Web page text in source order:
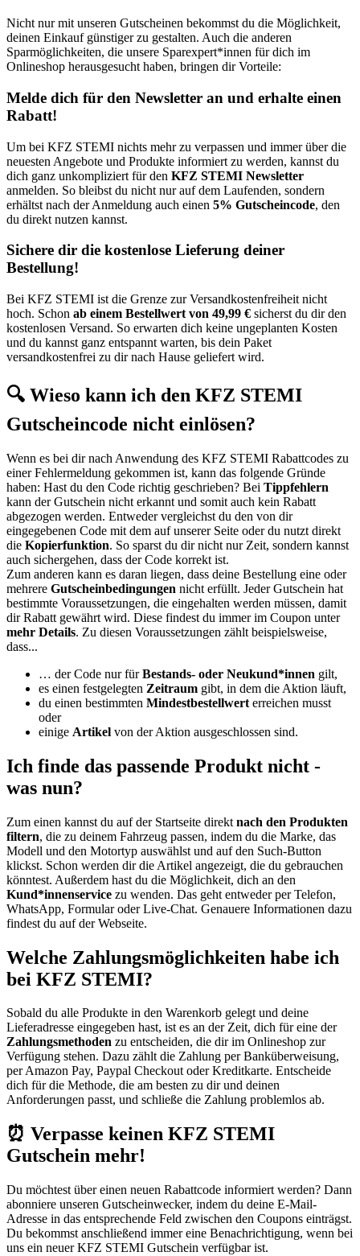
Nicht nur mit unseren Gutscheinen bekommst du die Möglichkeit,
deinen Einkauf günstiger zu gestalten. Auch die anderen
Sparmöglichkeiten, die unsere Sparexpert*innen für dich im
Onlineshop herausgesucht haben, bringen dir Vorteile:
Melde dich für den Newsletter an und erhalte einen
Rabatt!
Um bei KFZ STEMI nichts mehr zu verpassen und immer über die
neuesten Angebote und Produkte informiert zu werden, kannst du
dich ganz unkompliziert für den KFZ STEMI Newsletter
anmelden. So bleibst du nicht nur auf dem Laufenden, sondern
erhältst nach der Anmeldung auch einen 5% Gutscheincode, den
du direkt nutzen kannst.
Sichere dir die kostenlose Lieferung deiner
Bestellung!
Bei KFZ STEMI ist die Grenze zur Versandkostenfreiheit nicht
hoch. Schon ab einem Bestellwert von 49,99 € sicherst du dir den
kostenlosen Versand. So erwarten dich keine ungeplanten Kosten
und du kannst ganz entspannt warten, bis dein Paket
versandkostenfrei zu dir nach Hause geliefert wird.
🔍 Wieso kann ich den KFZ STEMI
Gutscheincode nicht einlösen?
Wenn es bei dir nach Anwendung des KFZ STEMI Rabattcodes zu
einer Fehlermeldung gekommen ist, kann das folgende Gründe
haben: Hast du den Code richtig geschrieben? Bei Tippfehlern
kann der Gutschein nicht erkannt und somit auch kein Rabatt
abgezogen werden. Entweder vergleichst du den von dir
eingegebenen Code mit dem auf unserer Seite oder du nutzt direkt
die Kopierfunktion. So sparst du dir nicht nur Zeit, sondern kannst
auch sichergehen, dass der Code korrekt ist.
Zum anderen kann es daran liegen, dass deine Bestellung eine oder
mehrere Gutscheinbedingungen nicht erfüllt. Jeder Gutschein hat
bestimmte Voraussetzungen, die eingehalten werden müssen, damit
dir Rabatt gewährt wird. Diese findest du immer im Coupon unter
mehr Details. Zu diesen Voraussetzungen zählt beispielsweise,
dass...
… der Code nur fürBestands- oder Neukund*innen gilt,
es einen festgelegten Zeitraum gibt, in dem die Aktion läuft,
du einen bestimmten Mindestbestellwert erreichen musst
oder
einige Artikel von der Aktion ausgeschlossen sind.
Ich finde das passende Produkt nicht -
was nun?
Zum einen kannst du auf der Startseite direkt nach den Produkten
filtern, die zu deinem Fahrzeug passen, indem du die Marke, das
Modell und den Motortyp auswählst und auf den Such-Button
klickst. Schon werden dir die Artikel angezeigt, die du gebrauchen
könntest. Außerdem hast du die Möglichkeit, dich an den
Kund*innenservice zu wenden. Das geht entweder per Telefon,
WhatsApp, Formular oder Live-Chat. Genauere Informationen dazu
findest du auf der Webseite.
Welche Zahlungsmöglichkeiten habe ich
bei KFZ STEMI?
Sobald du alle Produkte in den Warenkorb gelegt und deine
Lieferadresse eingegeben hast, ist es an der Zeit, dich für eine der
Zahlungsmethoden zu entscheiden, die dir im Onlineshop zur
Verfügung stehen. Dazu zählt die Zahlung per Banküberweisung,
per Amazon Pay, Paypal Checkout oder Kreditkarte. Entscheide
dich für die Methode, die am besten zu dir und deinen
Anforderungen passt, und schließe die Zahlung problemlos ab.
⏰ Verpasse keinen KFZ STEMI
Gutschein mehr!
Du möchtest über einen neuen Rabattcode informiert werden? Dann
abonniere unseren Gutscheinwecker, indem du deine E-Mail-
Adresse in das entsprechende Feld zwischen den Coupons einträgst.
Du bekommst anschließend immer eine Benachrichtigung, wenn bei
uns ein neuer KFZ STEMI Gutschein verfügbar ist.